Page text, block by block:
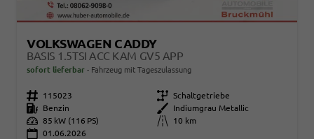
VOLKSWAGEN CADDY
BASIS 1.5TSI ACC KAM GV5 APP
sofort lieferbar Fahrzeug mit Tageszulassung
Fahrzeugnr. 115023 Getriebe Schaltgetriebe
Kraftstoff
Benzin Außenfarbe
Indiumgrau Metallic
Leistung 85 kW (116 PS) Kilometerstand
10 km
01.06.2026